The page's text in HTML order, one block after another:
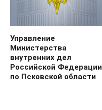
Управление
Министерства
внутренних дел
Российской Федерации
по Псковской области